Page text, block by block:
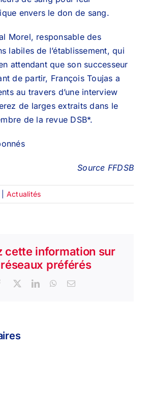
envers le don de sang.
Morel, responsable des
labiles de l’établissement, qui
attendant que son successeur
de partir, François Toujas a
au travers d’une interview
de larges extraits dans le
de la revue DSB*.
Source FFDSB
Actualités
cette information sur
préférés
Facebook
X LinkedInWhatsApp
Email